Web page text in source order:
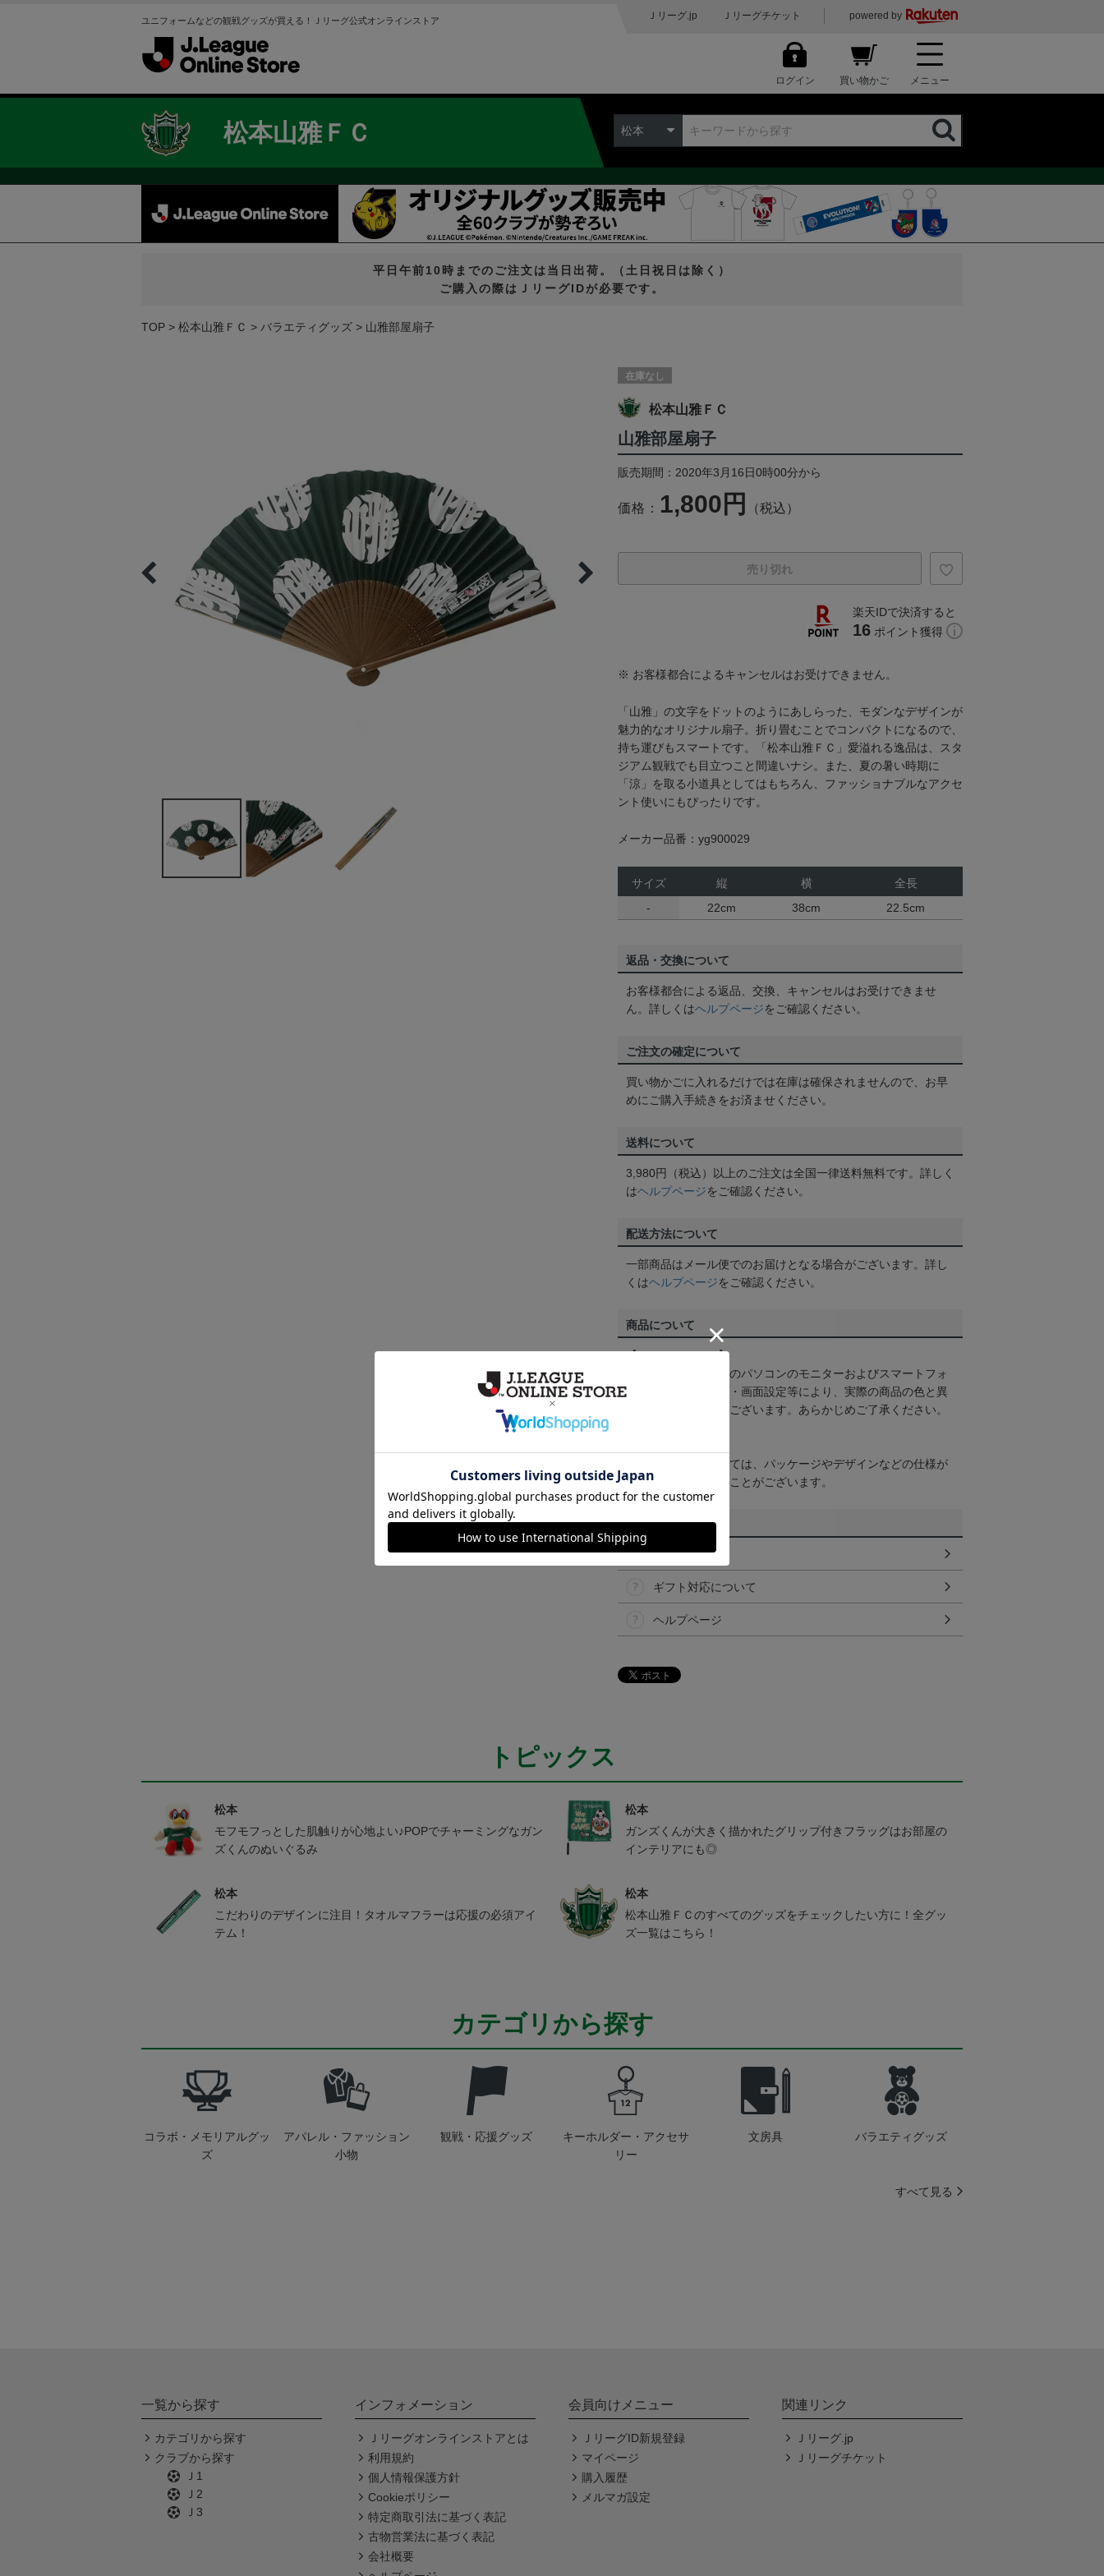
ユニフォームなどの観戦グッズが買える！Ｊリーグ公式オンラインストア Ｊリーグ.jp Ｊリーグチケット powered by
ログイン 買い物かご メニュー
松本山雅ＦＣ 松本
平日午前10時までのご注文は当日出荷。（土日祝日は除く）
ご購入の際はＪリーグIDが必要です。
TOP 松本山雅ＦＣ バラエティグッズ 山雅部屋扇子
在庫なし
松本山雅ＦＣ
山雅部屋扇子
販売期間：2020年3月16日0時00分から
価格： 1,800円 （税込）
売り切れ
楽天IDで決済すると
16 ポイント獲得
※ お客様都合によるキャンセルはお受けできません。
「山雅」の文字をドットのようにあしらった、モダンなデザインが
魅力的なオリジナル扇子。折り畳むことでコンパクトになるので、
持ち運びもスマートです。「松本山雅ＦＣ」愛溢れる逸品は、スタ
ジアム観戦でも目立つこと間違いナシ。また、夏の暑い時期に
「涼」を取る小道具としてはもちろん、ファッショナブルなアクセ
ント使いにもぴったりです。
メーカー品番：yg900029
サイズ 縦 横
全長
-
22cm 38cm 22.5cm
返品・交換について
お客様都合による返品、交換、キャンセルはお受けできませ
ん。詳しくはヘルプページをご確認ください。
ご注文の確定について
買い物かごに入れるだけでは在庫は確保されませんので、お早
めにご購入手続きをお済ませください。
送料について
3,980円（税込）以上のご注文は全国一律送料無料です。詳しく
はヘルプページをご確認ください。
配送方法について
一部商品はメール便でのお届けとなる場合がございます。詳し
くはヘルプページをご確認ください。
商品について
【カラーについて】
商品画像は、お使いのパソコンのモニターおよびスマートフォ
ンのメーカー・機種・画面設定等により、実際の商品の色と異
なって見える場合がございます。あらかじめご了承ください。
取り扱い商品によっては、パッケージやデザインなどの仕様が
予告なく変更になることがございます。
その他
決済について
ギフト対応について
ヘルプページ
トピックス
松本
モフモフっとした肌触りが心地よい♪POPでチャーミングなガン
ズくんのぬいぐるみ
松本
ガンズくんが大きく描かれたグリップ付きフラッグはお部屋の
インテリアにも◎
松本
こだわりのデザインに注目！タオルマフラーは応援の必須アイ
テム！
松本
松本山雅ＦＣのすべてのグッズをチェックしたい方に！全グッ
ズ一覧はこちら！
カテゴリから探す
コラボ・メモリアルグッ
ズ
アパレル・ファッション
小物
観戦・応援グッズ
キーホルダー・アクセサ
リー
文房具 バラエティグッズ
すべて見る
一覧から探す
カテゴリから探す
クラブから探す
Ｊ1
Ｊ2
Ｊ3
インフォメーション
Ｊリーグオンラインストアとは
利用規約
個人情報保護方針
Cookieポリシー
特定商取引法に基づく表記
古物営業法に基づく表記
会社概要
会員向けメニュー
ＪリーグID新規登録
マイページ
購入履歴
メルマガ設定
関連リンク
Ｊリーグ.jp
Ｊリーグチケット